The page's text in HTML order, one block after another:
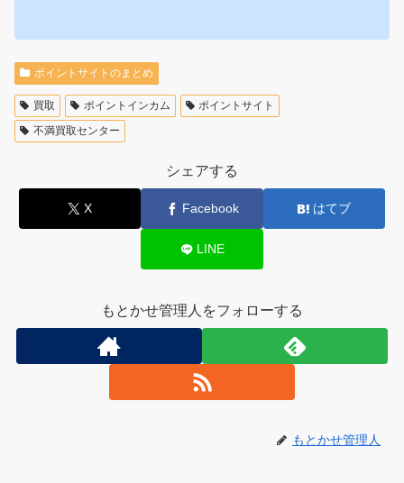
ポイントサイトのまとめ
買取 ポイントインカム
ポイントサイト
不満買取センター
シェアする
X Facebook はてブ
LINE
もとかせ管理人をフォローする
もとかせ管理人